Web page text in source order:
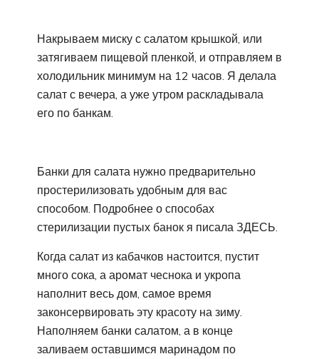
Накрываем миску с салатом крышкой, или
затягиваем пищевой пленкой, и отправляем в
холодильник минимум на 12 часов. Я делала
салат с вечера, а уже утром раскладывала
его по банкам.
Банки для салата нужно предварительно
простерилизовать удобным для вас
способом. Подробнее о способах
стерилизации пустых банок я писала ЗДЕСЬ.
Когда салат из кабачков настоится, пустит
много сока, а аромат чеснока и укропа
наполнит весь дом, самое время
законсервировать эту красоту на зиму.
Наполняем банки салатом, а в конце
заливаем оставшимся маринадом по